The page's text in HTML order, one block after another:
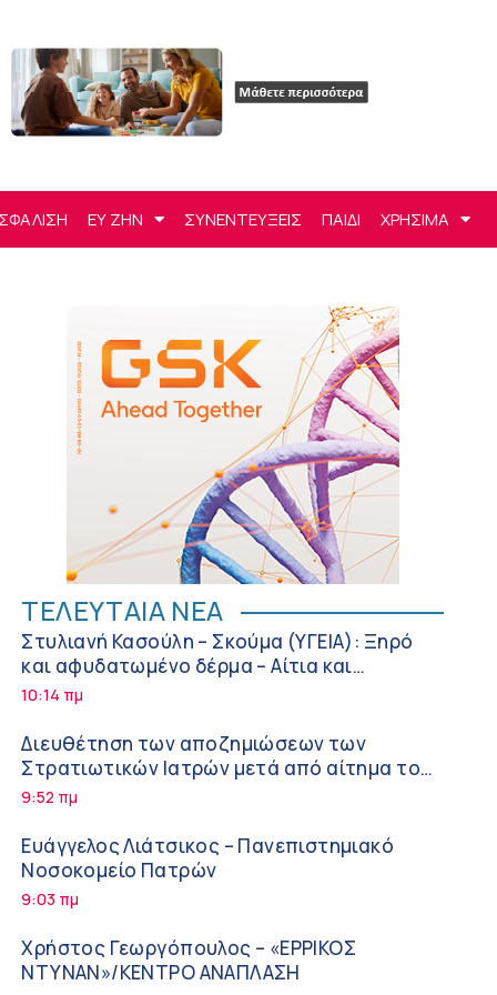
ΕΥ ΖΗΝ ΣΥΝΕΝΤΕΥΞΕΙΣ ΠΑΙΔΙ ΧΡΗΣΙΜΑ
ΤΕΛΕΥΤΑΙΑ ΝΕΑ
Στυλιανή Κασούλη – Σκούμα (ΥΓΕΙΑ): Ξηρό
και αφυδατωμένο δέρμα – Αίτια και
αντιμετώπιση
10:14 πμ
Διευθέτηση των αποζημιώσεων των
Στρατιωτικών Ιατρών μετά από αίτημα του
ΙΣΑ
9:52 πμ
Ευάγγελος Λιάτσικος – Πανεπιστημιακό
Νοσοκομείο Πατρών
9:03 πμ
Χρήστος Γεωργόπουλος – «ΕΡΡΙΚΟΣ
ΝΤΥΝΑΝ»/ΚΕΝΤΡΟ ΑΝΑΠΛΑΣΗ